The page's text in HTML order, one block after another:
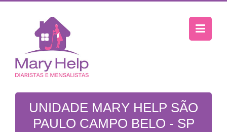
UNIDADE MARY HELP SÃO
PAULO CAMPO BELO - SP